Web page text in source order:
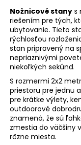
Nožnicové stany s
riešením pre tých,
ubytovanie. Tieto
rýchlosťou
stan pripravený na
nepriaznivými
niekoľkých sekúnd.
S rozmermi 2x2
priestoru pre jednu
pre krátke výlety,
outdoorové
znamená, že sú
zmestia do väčšiny
rôzne miesta.